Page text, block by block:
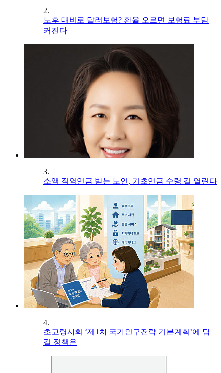
2.
노후 대비로 달러보험? 환율 오르면 보험료 부담
커진다
3.
소액 직역연금 받는 노인, 기초연금 수령 길 열린다
4.
초고령사회 ‘제1차 국가인구전략 기본계획’에 담
길 정책은